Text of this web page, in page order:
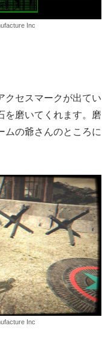
Inc
クセスマークが出てい
を磨いてくれます。磨
ムの爺さんのところに
Inc